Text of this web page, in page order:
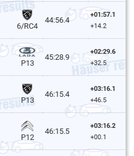
6/RC4
44:56.4
+01:57.1
+14.2
P13
45:28.9
+02:29.6
+32.5
P13
46:15.4
+03:16.1
+46.5
P12
46:15.5
+03:16.2
+00.1